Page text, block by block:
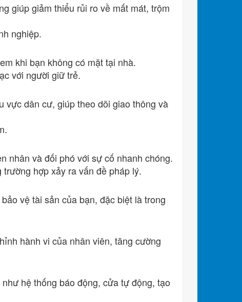
giúp giảm thiểu rủi ro về mất mát, trộm
nghiệp.
khi bạn không có mặt tại nhà.
với người giữ trẻ.
vực dân cư, giúp theo dõi giao thông và
nhân và đối phó với sự cố nhanh chóng.
hợp xảy ra vấn đề pháp lý.
vệ tài sản của bạn, đặc biệt là trong
hành vi của nhân viên, tăng cường
hệ thống báo động, cửa tự động, tạo